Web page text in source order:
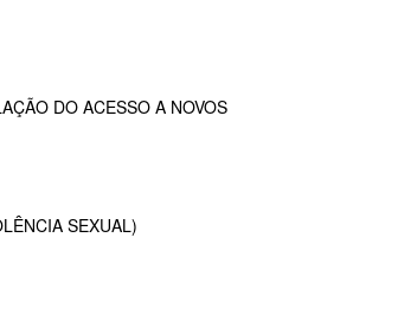
DO ACESSO A NOVOS
SEXUAL)